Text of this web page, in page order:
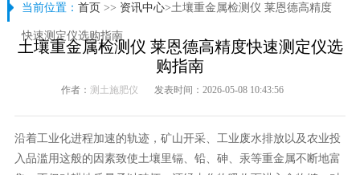
当前位置： 首页 >> 资讯中心>土壤重金属检测仪 莱恩德高精度
快速测定仪选购指南
土壤重金属检测仪 莱恩德高精度快速测定仪选
购指南
作者： 测土施肥仪 发表时间：2026-05-08 10:43:56
沿着工业化进程加速的轨迹，矿山开采、工业废水排放以及农业投
入品滥用这般的因素致使土壤里镉、铅、砷、汞等重金属不断地富